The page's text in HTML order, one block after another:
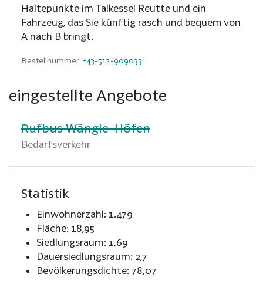
Haltepunkte im Talkessel Reutte und ein
Fahrzeug, das Sie künftig rasch und bequem von
A nach B bringt.
Bestellnummer: +43-512-909033
eingestellte Angebote
Rufbus Wängle-Höfen
Bedarfsverkehr
Statistik
Einwohnerzahl: 1.479
Fläche: 18,95
Siedlungsraum: 1,69
Dauersiedlungsraum: 2,7
Bevölkerungsdichte: 78,07